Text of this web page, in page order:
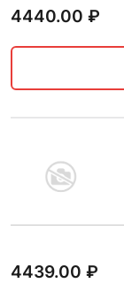
4440.00 ₽
4439.00 ₽